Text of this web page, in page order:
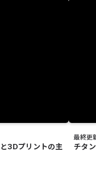
3Dプリントの主
最終更
チタ